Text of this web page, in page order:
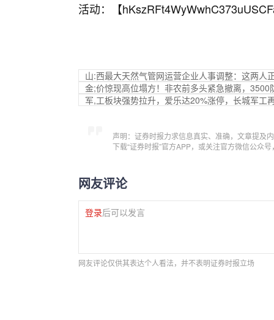
活动：【
山:西最大天然气管网运营企业人事调整：这两人
金;价惊现高位塌方！非农前多头紧急撤离，3500
军,工板块强势拉升，爱乐达20%涨停，长城军工
声明：证券时报力求信息真实、准确，文章提及
下载“证券时报”官方APP，或关注官方微信公众
网友评论
登录后可以发言
网友评论仅供其表达个人看法，并不表明证券时报立场